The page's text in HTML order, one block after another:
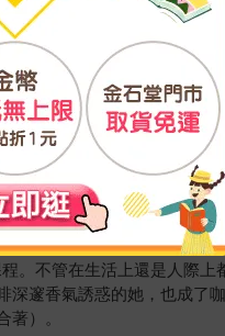
讀時就像真的沉浸在紅茶
兩年多時間深入於中國、
不管在生活上還是人際
邃香氣誘惑的她，也成了
）。